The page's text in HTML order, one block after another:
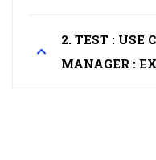
2. TEST : USE
MANAGER :